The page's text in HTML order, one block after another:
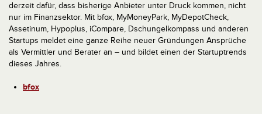
derzeit dafür, dass bisherige Anbieter unter Druck kommen, nicht
nur im Finanzsektor. Mit bfox, MyMoneyPark, MyDepotCheck,
Assetinum, Hypoplus, iCompare, Dschungelkompass und anderen
Startups meldet eine ganze Reihe neuer Gründungen Ansprüche
als Vermittler und Berater an – und bildet einen der Startuptrends
dieses Jahres.
bfox